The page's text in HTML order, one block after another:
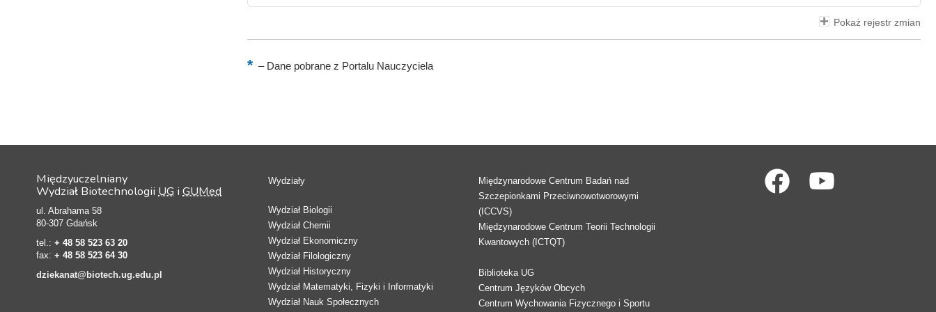
Pokaż rejestr zmian
–Dane pobrane z Portalu Nauczyciela
Międzyuczelniany
Wydział Biotechnologii UG i GUMed
ul. Abrahama 58
80-307 Gdańsk
tel.: + 48 58 523 63 20
fax: + 48 58 523 64 30
dziekanat@biotech.ug.edu.pl
Wydziały
Wydział Biologii
Wydział Chemii
Wydział Ekonomiczny
Wydział Filologiczny
Wydział Historyczny
Wydział Matematyki, Fizyki i Informatyki
Wydział Nauk Społecznych
Międzynarodowe Centrum Badań nad
Szczepionkami Przeciwnowotworowymi
(ICCVS)
Międzynarodowe Centrum Teorii Technologii
Kwantowych (ICTQT)
Biblioteka UG
Centrum Języków Obcych
Centrum Wychowania Fizycznego i Sportu